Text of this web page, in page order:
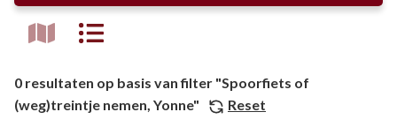
0 resultaten op basis van filter "Spoorfiets of
(weg)treintje nemen, Yonne"
Reset